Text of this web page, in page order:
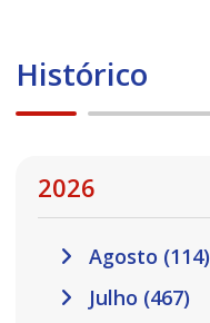
Histórico
2026
Agosto (114)
Julho (467)